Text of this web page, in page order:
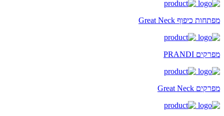
מפתחות כיפוף Great Neck
מפרקים PRANDI
מפרקים Great Neck